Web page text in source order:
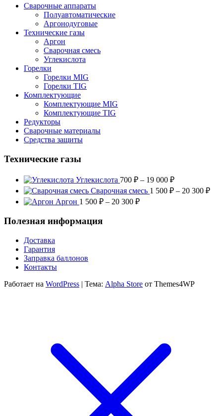
Сварочные аппараты
Полуавтоматические
Аргонодуговые
Технические газы
Аргон
Сварочная смесь
Углекислота
Горелки
Горелки MIG
Горелки TIG
Комплектующие
Комплектующие MIG
Комплектующие TIG
Редукторы
Сварочные материалы
Средства защиты
Технические газы
Углекислота 700 ₽ – 19 000 ₽Диапазон
цен:
Сварочная смесь 1 500 ₽ – 20 300 ₽
Аргон 1 500 ₽ – 20 300 ₽Диапазон
Полезная информация
Доставка
Гарантия
Заправка баллонов
Контакты
Работает на WordPress | Тема: Alpha Store от Themes4WP